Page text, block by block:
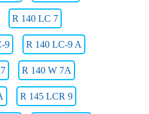
R 140 LC 7
9 R 140 LC-9 A
R 140 W 7A
R 145 LCR 9